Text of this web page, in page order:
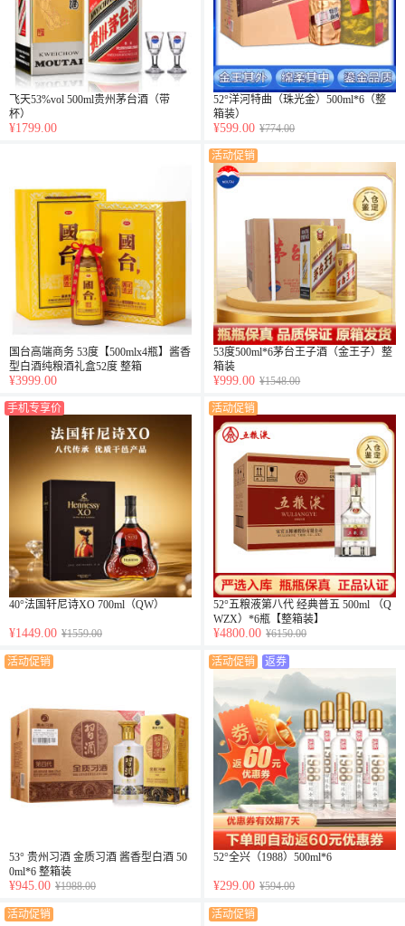
飞天53%vol 500ml贵州茅台酒（带
杯）
¥1799.00
52°洋河特曲（珠光金）500ml*6（整
箱装）
¥599.00 ¥774.00
国台高端商务 53度【500mlx4瓶】酱香
型白酒纯粮酒礼盒52度 整箱
¥3999.00
活动促销
53度500ml*6茅台王子酒（金王子）整
箱装
¥999.00 ¥1548.00
手机专享价
40°法国轩尼诗XO 700ml（QW）
¥1449.00 ¥1559.00
活动促销
52°五粮液第八代 经典普五 500ml （Q
WZX）*6瓶【整箱装】
¥4800.00 ¥6150.00
活动促销
53° 贵州习酒 金质习酒 酱香型白酒 50
0ml*6 整箱装
¥945.00 ¥1988.00
活动促销 返券
52°全兴（1988）500ml*6
¥299.00 ¥594.00
活动促销 活动促销